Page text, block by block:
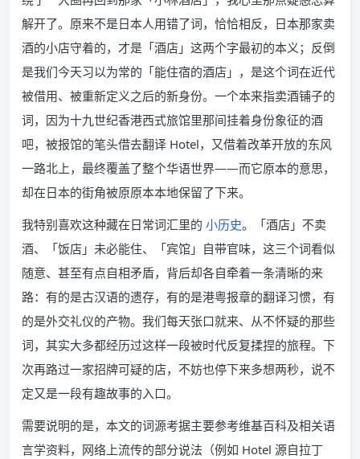
解开了。原来不是日本人用错了词，恰恰相反，日本那家卖
酒的小店守着的，才是「酒店」这两个字最初的本义；反倒
是我们今天习以为常的「能住宿的酒店」，是这个词在近代
被借用、被重新定义之后的新身份。一个本来指卖酒铺子的
词，因为十九世纪香港西式旅馆里那间挂着身份象征的酒
吧，被报馆的笔头借去翻译 Hotel，又借着改革开放的东风
一路北上，最终覆盖了整个华语世界——而它原本的意思，
却在日本的街角被原原本本地保留了下来。
我特别喜欢这种藏在日常词汇里的 小历史。「酒店」不卖
酒、「饭店」未必能住、「宾馆」自带官味，这三个词看似
随意、甚至有点自相矛盾，背后却各自牵着一条清晰的来
路：有的是古汉语的遗存，有的是港粤报章的翻译习惯，有
的是外交礼仪的产物。我们每天张口就来、从不怀疑的那些
词，其实大多都经历过这样一段被时代反复揉捏的旅程。下
次再路过一家招牌可疑的店，不妨也停下来多想两秒，说不
定又是一段有趣故事的入口。
需要说明的是，本文的词源考据主要参考维基百科及相关语
言学资料，网络上流传的部分说法（例如 Hotel 源自拉丁